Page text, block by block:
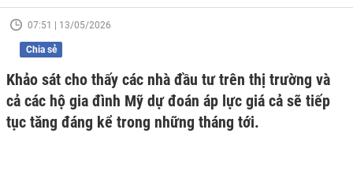
07:51 | 13/05/2026
Chia sẻ
Khảo sát cho thấy các nhà đầu tư trên thị trường và
cả các hộ gia đình Mỹ dự đoán áp lực giá cả sẽ tiếp
tục tăng đáng kể trong những tháng tới.